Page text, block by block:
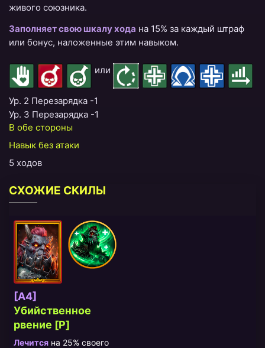
живого союзника.
Заполняет свою шкалу хода на 15% за каждый штраф
или бонус, наложенные этим навыком.
или
Ур. 2 Перезарядка -1
Ур. 3 Перезарядка -1
В обе стороны
Навык без атаки
5 ходов
СХОЖИЕ СКИЛЫ
[A4]
Убийственное
рвение [P]
Лечится на 25% своего